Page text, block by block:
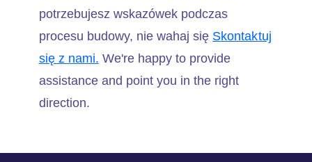
potrzebujesz wskazówek podczas
procesu budowy, nie wahaj się Skontaktuj
się z nami. We're happy to provide
assistance and point you in the right
direction.